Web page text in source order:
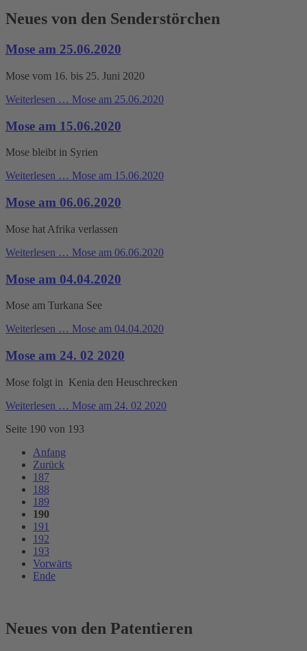
Neues von den Senderstörchen
Mose am 25.06.2020
Mose vom 16. bis 25. Juni 2020
Weiterlesen … Mose am 25.06.2020
Mose am 15.06.2020
Mose bleibt in Syrien
Weiterlesen … Mose am 15.06.2020
Mose am 06.06.2020
Mose hat Afrika verlassen
Weiterlesen … Mose am 06.06.2020
Mose am 04.04.2020
Mose am Turkana See
Weiterlesen … Mose am 04.04.2020
Mose am 24. 02 2020
Mose folgt in Kenia den Heuschrecken
Weiterlesen … Mose am 24. 02 2020
Seite 190 von 193
Anfang
Zurück
187
188
189
190
191
192
193
Vorwärts
Ende
Neues von den Patentieren